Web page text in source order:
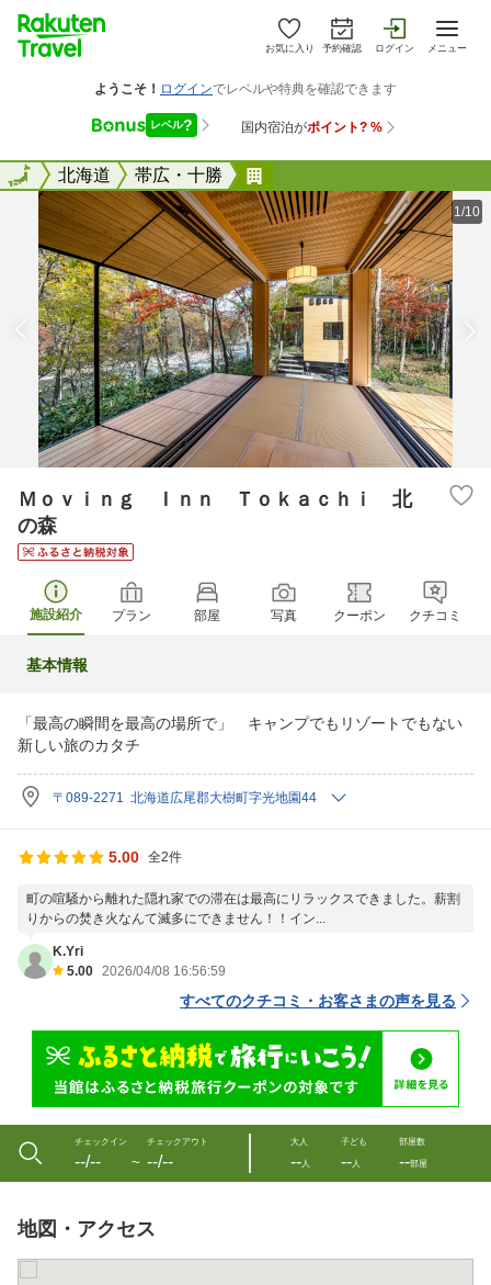
お気に入り 予約確認 ログイン メニュー
全国北海道 帯広・十勝
全国
1/10
Ｍｏｖｉｎｇ Ｉｎｎ Ｔｏｋａｃｈｉ 北
の森
施設紹介 プラン 部屋 写真 クーポン クチコミ
基本情報
「最高の瞬間を最高の場所で」 キャンプでもリゾートでもない
新しい旅のカタチ
〒089-2271 北海道広尾郡大樹町字光地園44
5.00 全2件
町の喧騒から離れた隠れ家での滞在は最高にリラックスできました。薪割
りからの焚き火なんて滅多にできません！！イン...
K.Yri
5.00 2026/04/08 16:56:59
すべてのクチコミ・お客さまの声を見る
チェックイン
--/-- 〜
チェックアウト
--/--
大人
--人
子ども
--人
部屋数
--部屋
地図・アクセス